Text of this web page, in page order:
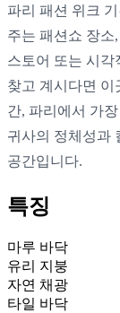
파리 패션 위크
주는 패션쇼 장소
스토어 또는 시각
찾고 계시다면 이
간, 파리에서 가
귀사의 정체성과
공간입니다.
특징
마루 바닥
유리 지붕
자연 채광
타일 바닥